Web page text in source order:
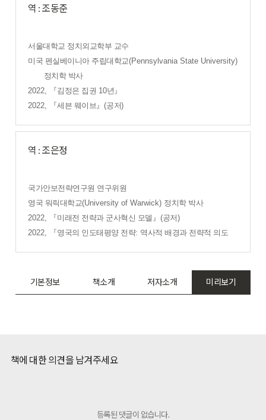
역 : 조동준
서울대학교 정치외교학부 교수
미국 펜실베이니아 주립대학교(Pennsylvania State University)
정치학 박사
2022,
『김정은 집권 10년 』
2022,
『세븐 웨이브』(공저)
역 : 조은정
국가안보전략연구원 연구위원
영국 워릭대학교(University of Warwick) 정치학 박사
2022,
『미래전 전략과 군사혁신 모델 』 (공저)
2022,
『영국의 인도태평양 전략: 역사적 배경과 전략적 의도
기본정보 책소개 저자소개 미리보기
책에 대한 의견을 남겨주세요
등록된 댓글이 없습니다.